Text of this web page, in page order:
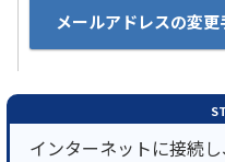
メールアドレスの変
インターネットに接続